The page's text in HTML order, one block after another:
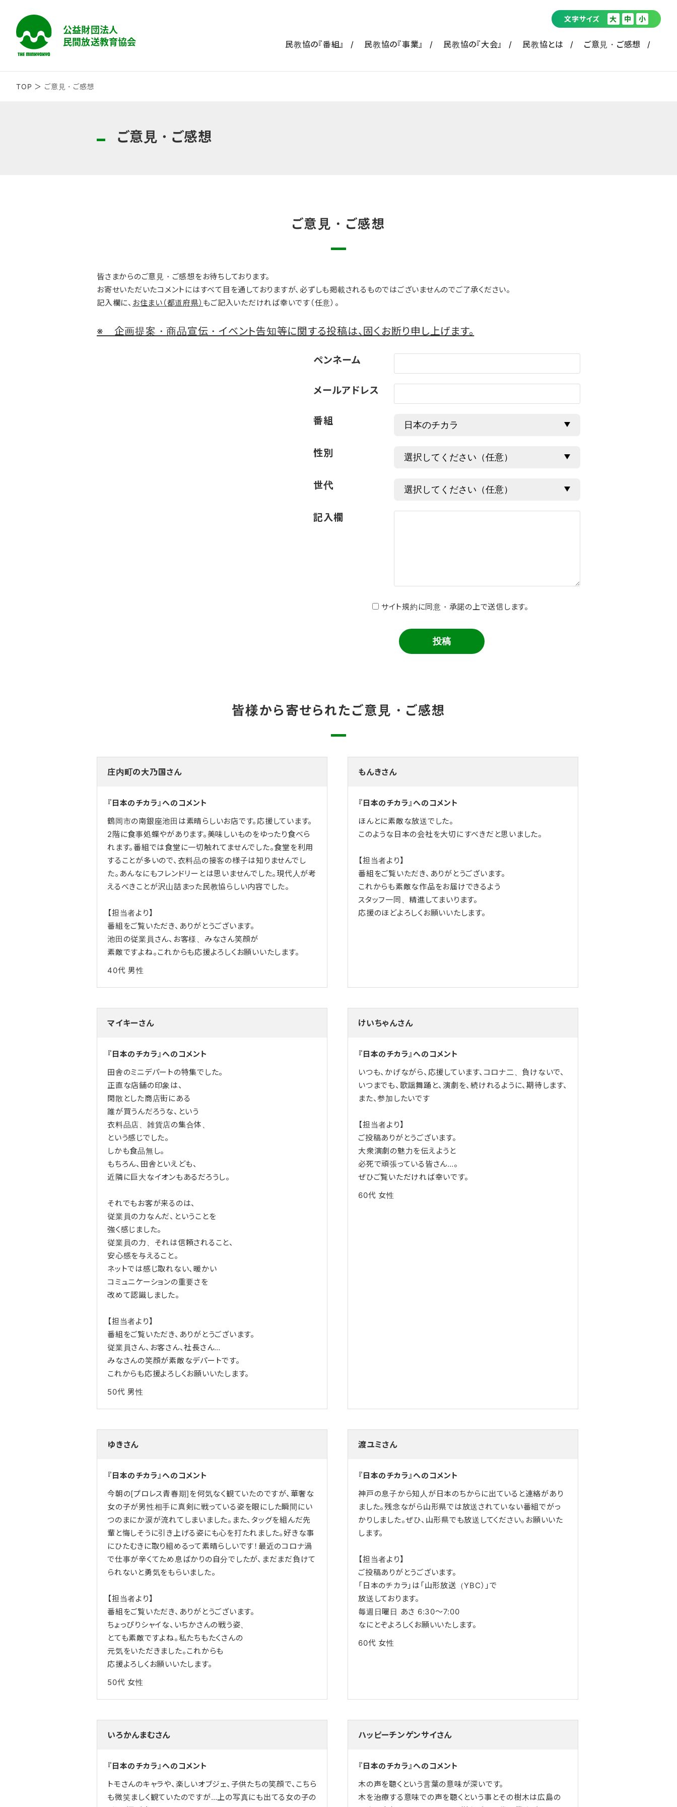
文字サイズ 大 中 小
民教協の『番組』 民教協の『事業』 民教協の『大会』 民教協とは ご意見・ご感想
TOP ご意見・ご感想
ご意見・ご感想
ご意見・ご感想
皆さまからのご意見・ご感想をお待ちしております。
お寄せいただいたコメントにはすべて目を通しておりますが、必ずしも掲載されるものではございませんのでご了承ください。
記入欄に、 お住まい（都道府県） もご記入いただければ幸いです（任意）。
※ 企画提案・商品宣伝・イベント告知等に関する投稿は、固くお断り申し上げます。
ペンネーム
メールアドレス
番組
性別
世代
記入欄
サイト規約に同意・承諾の上で送信します。
皆様から寄せられたご意見・ご感想
庄内町の大乃国さん
『日本のチカラ』へのコメント
鶴岡市の南銀座池田は素晴らしいお店です。応援しています。
2階に食事処蝶やがあります。美味しいものをゆったり食べら
れます。番組では食堂に一切触れてませんでした。食堂を利用
することが多いので、衣料品の接客の様子は知りませんでし
た。あんなにもフレンドリーとは思いませんでした。現代人が考
えるべきことが沢山詰まった民教協らしい内容でした。
【担当者より】
番組をご覧いただき、ありがとうございます。
池田の従業員さん、お客様、みなさん笑顔が
素敵ですよね。これからも応援よろしくお願いいたします。
40代 男性
もんきさん
『日本のチカラ』へのコメント
ほんとに素敵な放送でした。
このような日本の会社を大切にすべきだと思いました。
【担当者より】
番組をご覧いただき、ありがとうございます。
これからも素敵な作品をお届けできるよう
スタッフ一同、精進してまいります。
応援のほどよろしくお願いいたします。
マイキーさん
『日本のチカラ』へのコメント
田舎のミニデパートの特集でした。
正直な店舗の印象は、
閑散とした商店街にある
誰が買うんだろうな、という
衣料品店、雑貨店の集合体、
という感じでした。
しかも食品無し。
もちろん、田舎といえども、
近隣に巨大なイオンもあるだろうし。
それでもお客が来るのは、
従業員の力なんだ、ということを
強く感じました。
従業員の力、それは信頼されること、
安心感を与えること。
ネットでは感じ取れない、暖かい
コミュニケーションの重要さを
改めて認識しました。
【担当者より】
番組をご覧いただき、ありがとうございます。
従業員さん、お客さん、社長さん…
みなさんの笑顔が素敵なデパートです。
これからも応援よろしくお願いいたします。
50代 男性
けいちゃんさん
『日本のチカラ』へのコメント
いつも、かげながら、応援しています、コロナ二、負けないで、
いつまでも、歌謡舞踊と、演劇を、続けれるように、期待します、
また、参加したいです
【担当者より】
ご投稿ありがとうございます。
大衆演劇の魅力を伝えようと
必死で頑張っている皆さん…。
ぜひご覧いただければ幸いです。
60代 女性
ゆきさん
『日本のチカラ』へのコメント
今朝の[プロレス青春期]を何気なく観ていたのですが、華奢な
女の子が男性相手に真剣に戦っている姿を眼にした瞬間にい
つのまにか涙が流れてしまいました。また、タッグを組んだ先
輩と悔しそうに引き上げる姿にも心を打たれました。好きな事
にひたむきに取り組めるって素晴らしいです！最近のコロナ渦
で仕事が辛くてため息ばかりの自分でしたが、まだまだ負けて
られないと勇気をもらいました。
【担当者より】
番組をご覧いただき、ありがとうございます。
ちょっぴりシャイな、いちかさんの戦う姿、
とても素敵ですよね。私たちもたくさんの
元気をいただきました。これからも
応援よろしくお願いいたします。
50代 女性
渡ユミさん
『日本のチカラ』へのコメント
神戸の息子から知人が日本のちからに出ていると連絡があり
ました。残念ながら山形県では放送されていない番組でがっ
かりしました。ぜひ、山形県でも放送してください。お願いいた
します。
【担当者より】
ご投稿ありがとうございます。
「日本のチカラ」は「山形放送（YBC）」で
放送しております。
毎週日曜日 あさ 6:30～7:00
なにとぞよろしくお願いいたします。
60代 女性
いろかんまむさん
『日本のチカラ』へのコメント
トモさんのキャラや、楽しいオブジェ、子供たちの笑顔で、こちら
も微笑ましく観ていたのですが…上の写真にも出てる女の子の
ハッピーチンゲンサイさん
『日本のチカラ』へのコメント
木の声を聴くという言葉の意味が深いです。
木を治療する意味での声を聴くという事とその樹木は広島の